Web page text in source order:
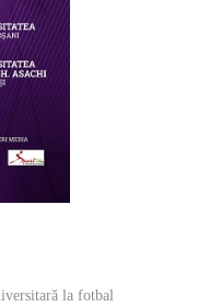
la fotbal